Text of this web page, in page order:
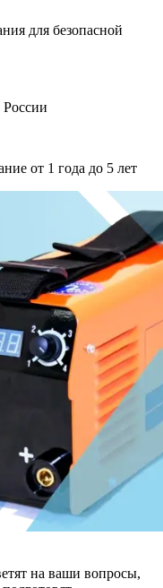
для безопасной
России
от 1 года до 5 лет
на ваши вопросы,